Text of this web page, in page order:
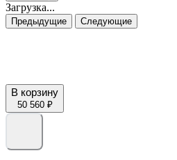
Загрузка...
Предыдущие Следующие
В корзину
50 560 ₽